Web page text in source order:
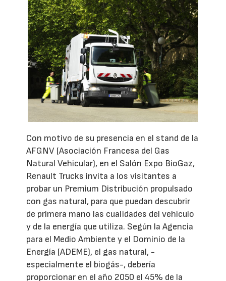
Con motivo de su presencia en el stand de la
AFGNV (Asociación Francesa del Gas
Natural Vehicular), en el Salón Expo BioGaz,
Renault Trucks invita a los visitantes a
probar un Premium Distribución propulsado
con gas natural, para que puedan descubrir
de primera mano las cualidades del vehículo
y de la energía que utiliza. Según la Agencia
para el Medio Ambiente y el Dominio de la
Energía (ADEME), el gas natural, -
especialmente el biogás-, debería
proporcionar en el año 2050 el 45% de la